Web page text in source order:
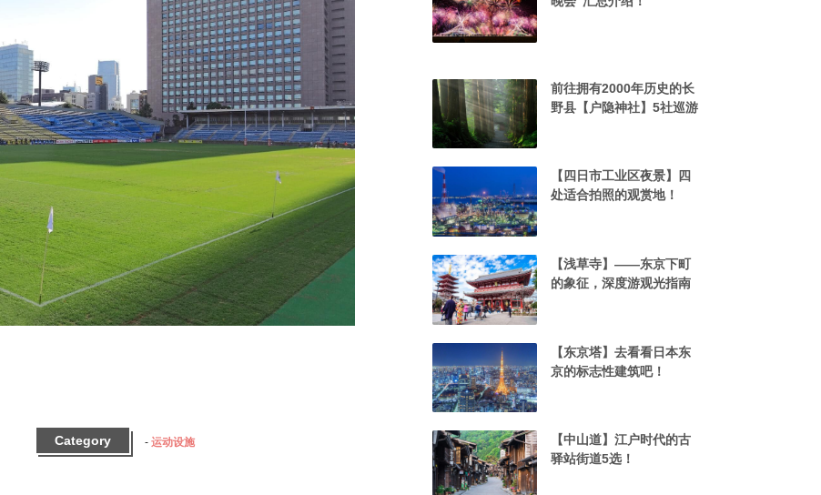
Category 运动设施
前往拥有2000年历史的长
野县【户隐神社】5社巡游
【四日市工业区夜景】四
处适合拍照的观赏地！
【浅草寺】——东京下町
的象征，深度游观光指南
【东京塔】去看看日本东
京的标志性建筑吧！
【中山道】江户时代的古
驿站街道5选！